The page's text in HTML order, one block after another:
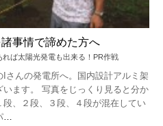
事情で諦めた方へ
ば太陽光発電も出来る！PR作戦
さんの発電所へ。国内設計アルミ架
ます。 写真をじっくり見ると分か
、２段、３段、４段が混在してい